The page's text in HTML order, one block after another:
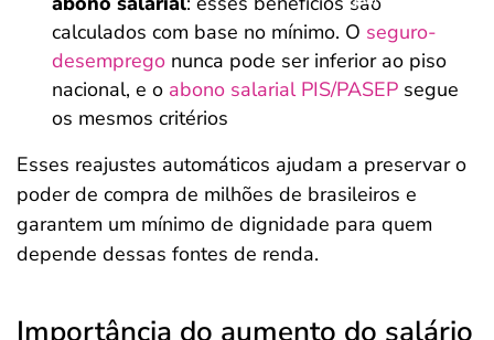
calculados com base no mínimo. O seguro-
desemprego nunca pode ser inferior ao piso
nacional, e o abono salarial PIS/PASEP segue
os mesmos critérios
Esses reajustes automáticos ajudam a preservar o
poder de compra de milhões de brasileiros e
garantem um mínimo de dignidade para quem
depende dessas fontes de renda.
Importância do aumento do salário